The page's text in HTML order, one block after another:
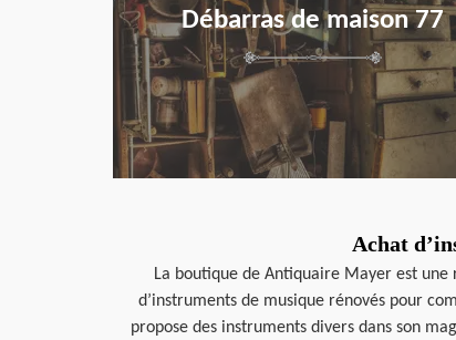
Débarras de maison 77
Achat
La boutique de Antiquaire Mayer est une
d’instruments de musique rénovés pour
propose des instruments divers dans son